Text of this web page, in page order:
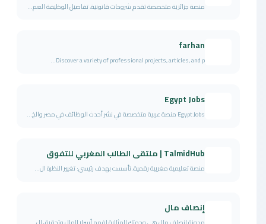
منصة جزائرية متخصصة تقدم شروحات قانونية، تفاصيل الوظيفة العم...
farhan
Discover a variety of professional projects, articles, and p...
Egypt Jobs
Egypt Jobs منصة عربية متخصصة في نشر أحدث الوظائف في مصر والخ...
TalmidHub | ملتقى الطالب المغربي للتفوق
منصة تعليمية مغربية رقمية، تأسست بهدف رئيسي: تغيير النظرة ال...
إنصاف مال